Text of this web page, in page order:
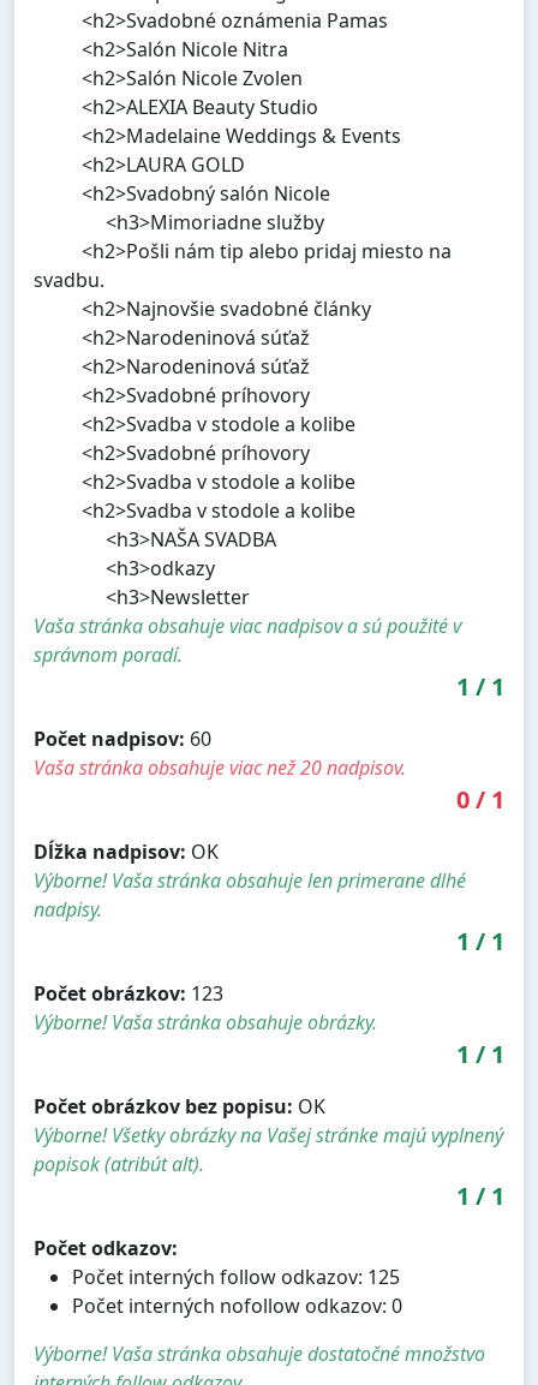
<h2>Svadobné oznámenia Pamas
<h2>Salón Nicole Nitra
<h2>Salón Nicole Zvolen
<h2>ALEXIA Beauty Studio
<h2>Madelaine Weddings & Events
<h2>LAURA GOLD
<h2>Svadobný salón Nicole
<h3>Mimoriadne služby
<h2>Pošli nám tip alebo pridaj miesto na
svadbu.
<h2>Najnovšie svadobné články
<h2>Narodeninová súťaž
<h2>Narodeninová súťaž
<h2>Svadobné príhovory
<h2>Svadba v stodole a kolibe
<h2>Svadobné príhovory
<h2>Svadba v stodole a kolibe
<h2>Svadba v stodole a kolibe
<h3>NAŠA SVADBA
<h3>odkazy
<h3>Newsletter
Vaša stránka obsahuje viac nadpisov a sú použité v
správnom poradí.
1 / 1
Počet nadpisov: 60
Vaša stránka obsahuje viac než 20 nadpisov.
0/ 1
Dĺžka nadpisov: OK
Výborne! Vaša stránka obsahuje len primerane dlhé
nadpisy.
1 / 1
Počet obrázkov: 123
Výborne! Vaša stránka obsahuje obrázky.
1 / 1
Počet obrázkov bez popisu: OK
Výborne! Všetky obrázky na Vašej stránke majú vyplnený
popisok (atribút alt).
1 / 1
Počet odkazov:
Počet interných follow odkazov: 125
Počet interných nofollow odkazov: 0
Výborne! Vaša stránka obsahuje dostatočné množstvo